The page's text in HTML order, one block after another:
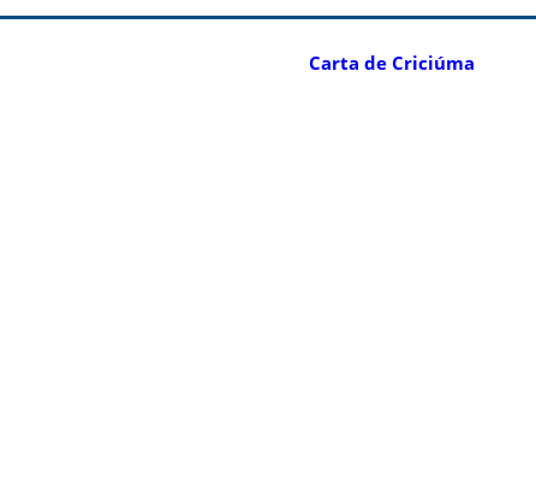
Carta de Criciúma